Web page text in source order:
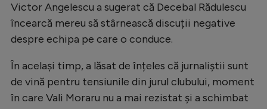
Intră în cont
Creează cont
Victor Angelescu a sugerat că Decebal Rădulescu
încearcă mereu să stârnească discuții negative
despre echipa pe care o conduce.
În același timp, a lăsat de înțeles că jurnaliștii sunt
de vină pentru tensiunile din jurul clubului, moment
în care Vali Moraru nu a mai rezistat și a schimbat